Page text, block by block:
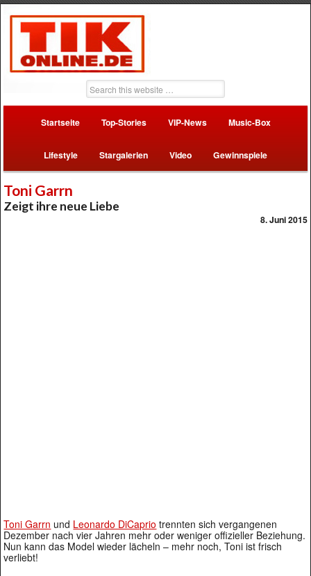
Startseite Top-Stories VIP-News Music-Box
Lifestyle Stargalerien Video Gewinnspiele
Toni Garrn
Zeigt ihre neue Liebe
8. Juni 2015
Toni Garrn und Leonardo DiCaprio trennten sich vergangenen
Dezember nach vier Jahren mehr oder weniger offizieller Beziehung.
Nun kann das Model wieder lächeln – mehr noch, Toni ist frisch
verliebt!